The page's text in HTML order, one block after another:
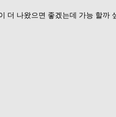
더 나왔으면 좋겠는데 가능 할까